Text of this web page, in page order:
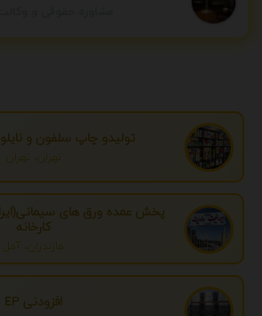
تولیدو چاپ سلفون و
تهران، تهران
پخش عمده ورق های
کارخانه
مازندران، آمل
افزودنی EP